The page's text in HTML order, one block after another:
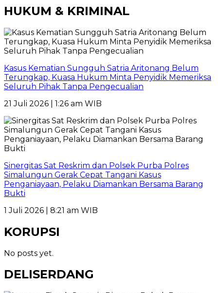
HUKUM & KRIMINAL
Kasus Kematian Sungguh Satria Aritonang Belum
Terungkap, Kuasa Hukum Minta Penyidik Memeriksa
Seluruh Pihak Tanpa Pengecualian
21 Juli 2026 | 1:26 am WIB
Sinergitas Sat Reskrim dan Polsek Purba Polres
Simalungun Gerak Cepat Tangani Kasus
Penganiayaan, Pelaku Diamankan Bersama Barang
Bukti
1 Juli 2026 | 8:21 am WIB
KORUPSI
No posts yet.
DELISERDANG